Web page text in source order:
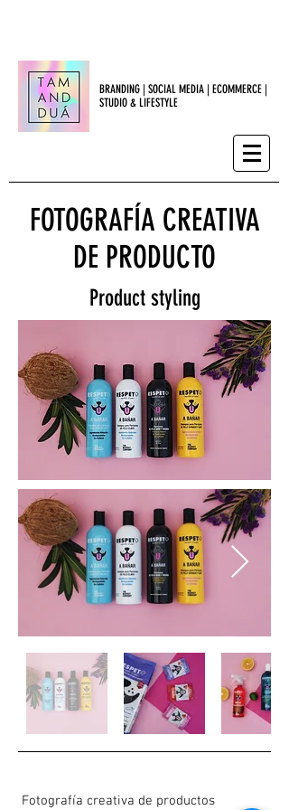
BRANDING | SOCIAL MEDIA | ECOMMERCE |
STUDIO & LIFESTYLE
FOTOGRAFÍA CREATIVA
DE PRODUCTO
Product styling
Fotografía creativa de productos